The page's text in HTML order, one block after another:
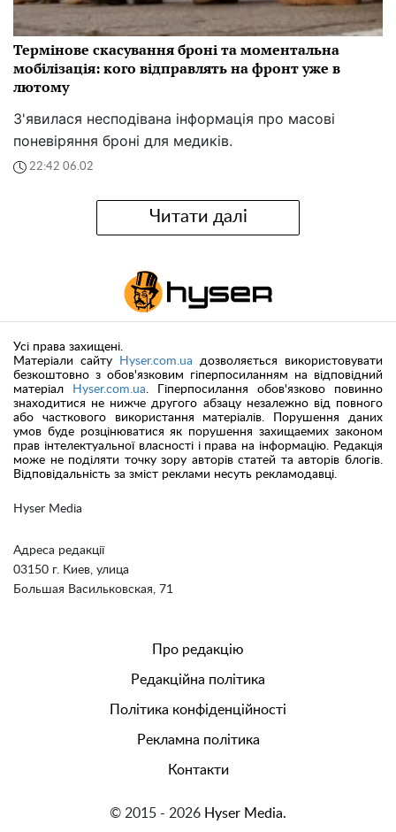
Термінове скасування броні та моментальна
мобілізація: кого відправлять на фронт уже в
лютому
З'явилася несподівана інформація про масові
поневіряння броні для медиків.
22:42 06.02
Читати далі
Hyser Media
Адреса редакції
03150 г. Киев, улица
Большая Васильковская, 71
Усі права захищені.
Матеріали сайту
Hyser.com.ua дозволяється використовувати
безкоштовно з обов'язковим гіперпосиланням на відповідний
матеріал
Hyser.com.ua . Гіперпосилання обов'язково повинно
знаходитися не нижче другого абзацу незалежно від повного
або часткового використання матеріалів. Порушення даних
умов буде розцінюватися як порушення захищаемих законом
прав інтелектуальної власності і права на інформацію. Редакція
може не поділяти точку зору авторів статей та авторів блогів.
Відповідальність за зміст реклами несуть рекламодавці.
Про редакцію
Редакційна політика
Політика конфіденційності
Рекламна політика
Контакти
© 2015 - 2026 Hyser Media.